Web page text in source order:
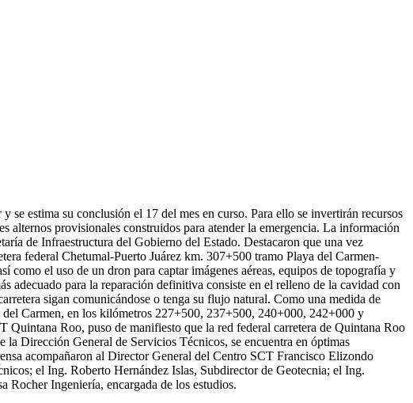
estima su conclusión el 17 del mes en curso. Para ello se invertirán recursos
alternos provisionales construidos para atender la emergencia. La información
de Infraestructura del Gobierno del Estado. Destacaron que una vez
federal Chetumal-Puerto Juárez km. 307+500 tramo Playa del Carmen-
como el uso de un dron para captar imágenes aéreas, equipos de topografía y
adecuado para la reparación definitiva consiste en el relleno de la cavidad con
sigan comunicándose o tenga su flujo natural. Como una medida de
Carmen, en los kilómetros 227+500, 237+500, 240+000, 242+000 y
Roo, puso de manifiesto que la red federal carretera de Quintana Roo
Dirección General de Servicios Técnicos, se encuentra en óptimas
acompañaron al Director General del Centro SCT Francisco Elizondo
el Ing. Roberto Hernández Islas, Subdirector de Geotecnia; el Ing.
Rocher Ingeniería, encargada de los estudios.